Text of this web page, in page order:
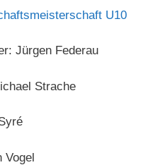
U10
Jürgen Federau
Strache
Vogel